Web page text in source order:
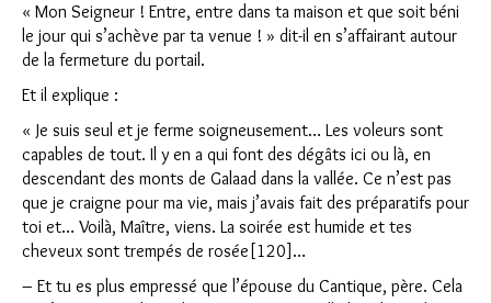
« Mon Seigneur ! Entre, entre dans ta maison et que soit béni
le jour qui s’achève par ta venue ! » dit-il en s’affairant autour
de la fermeture du portail.
Et il explique :
« Je suis seul et je ferme soigneusement… Les voleurs sont
capables de tout. Il y en a qui font des dégâts ici ou là, en
descendant des monts de Galaad dans la vallée. Ce n’est pas
que je craigne pour ma vie, mais j’avais fait des préparatifs pour
toi et… Voilà, Maître, viens. La soirée est humide et tes
cheveux sont trempés de rosée[120]…
– Et tu es plus empressé que l’épouse du Cantique, père. Cela